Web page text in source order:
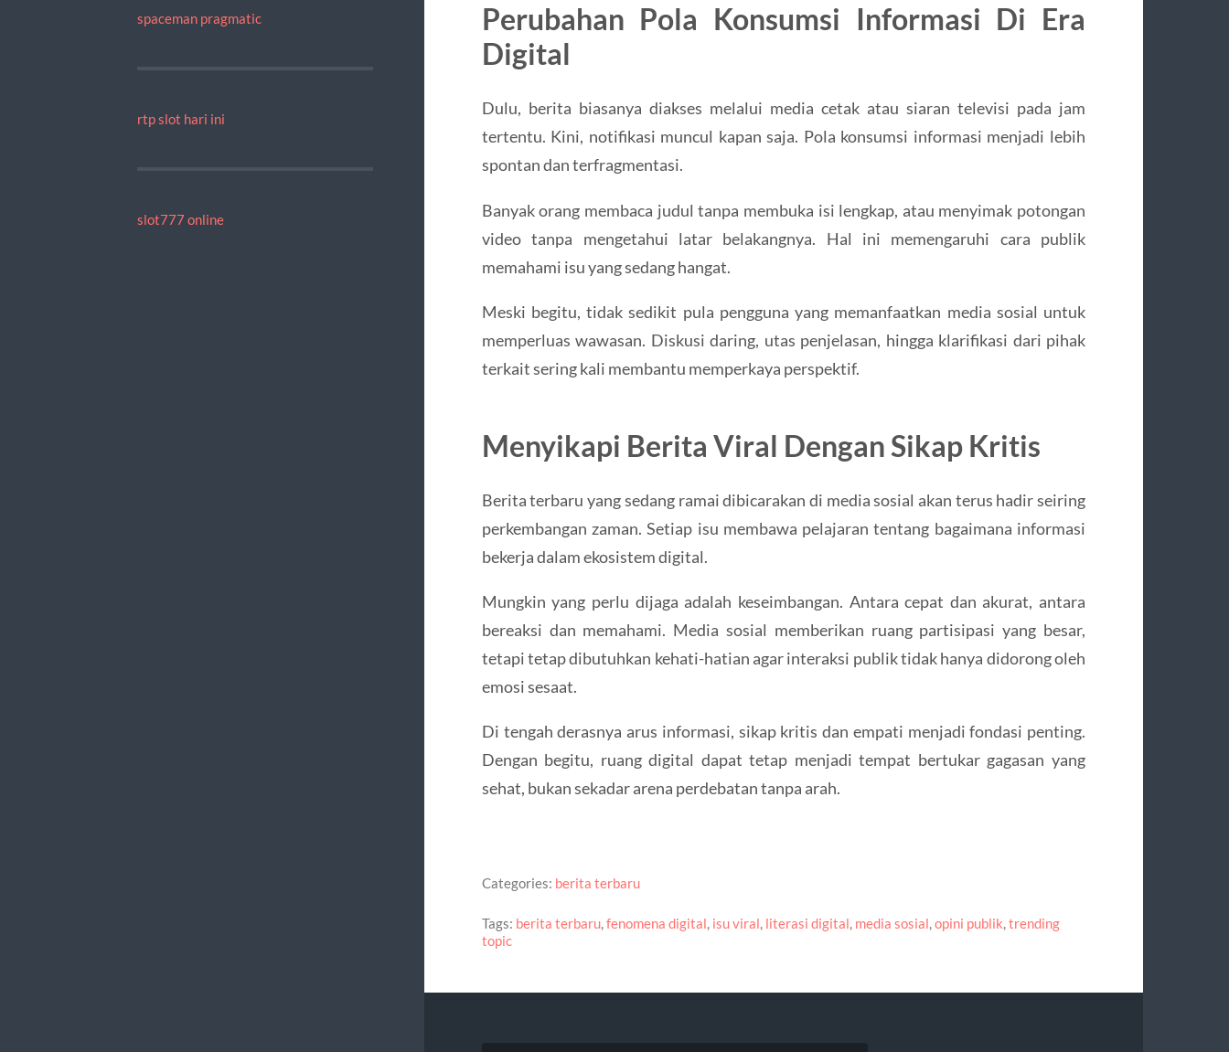
spaceman pragmatic
rtp slot hari ini
slot777 online
Perubahan Pola Konsumsi Informasi Di Era
Digital
Dulu, berita biasanya diakses melalui media cetak atau siaran televisi pada jam
tertentu. Kini, notifikasi muncul kapan saja. Pola konsumsi informasi menjadi lebih
spontan dan terfragmentasi.
Banyak orang membaca judul tanpa membuka isi lengkap, atau menyimak potongan
video tanpa mengetahui latar belakangnya. Hal ini memengaruhi cara publik
memahami isu yang sedang hangat.
Meski begitu, tidak sedikit pula pengguna yang memanfaatkan media sosial untuk
memperluas wawasan. Diskusi daring, utas penjelasan, hingga klarifikasi dari pihak
terkait sering kali membantu memperkaya perspektif.
Menyikapi Berita Viral Dengan Sikap Kritis
Berita terbaru yang sedang ramai dibicarakan di media sosial akan terus hadir seiring
perkembangan zaman. Setiap isu membawa pelajaran tentang bagaimana informasi
bekerja dalam ekosistem digital.
Mungkin yang perlu dijaga adalah keseimbangan. Antara cepat dan akurat, antara
bereaksi dan memahami. Media sosial memberikan ruang partisipasi yang besar,
tetapi tetap dibutuhkan kehati-hatian agar interaksi publik tidak hanya didorong oleh
emosi sesaat.
Di tengah derasnya arus informasi, sikap kritis dan empati menjadi fondasi penting.
Dengan begitu, ruang digital dapat tetap menjadi tempat bertukar gagasan yang
sehat, bukan sekadar arena perdebatan tanpa arah.
Categories: berita terbaru
Tags: berita terbaru,fenomena digital, isu viral, literasi digital, media sosial,opini publik,trending
topic